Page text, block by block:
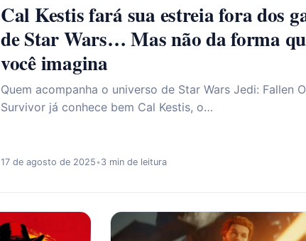
Cal Kestis fará sua estreia fora dos
de Star Wars… Mas não da forma
você imagina
Quem acompanha o universo de Star Wars Jedi: Fallen
Survivor já conhece bem Cal Kestis, o…
17 de agosto de 2025•3 min de leitura